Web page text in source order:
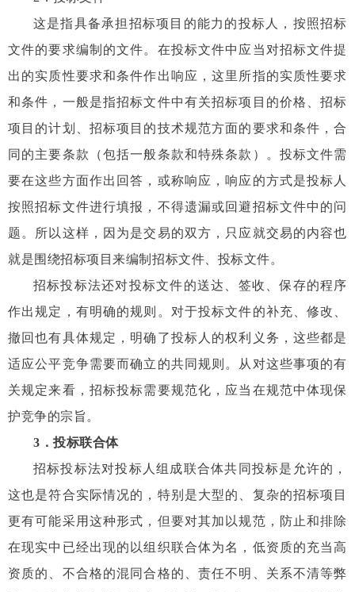
这是指具备承担招标项目的能力的投标人，按照招标
文件的要求编制的文件。在投标文件中应当对招标文件提
出的实质性要求和条件作出响应，这里所指的实质性要求
和条件，一般是指招标文件中有关招标项目的价格、招标
项目的计划、招标项目的技术规范方面的要求和条件，合
同的主要条款（包括一般条款和特殊条款）。投标文件需
要在这些方面作出回答，或称响应，响应的方式是投标人
按照招标文件进行填报，不得遗漏或回避招标文件中的问
题。所以这样，因为是交易的双方，只应就交易的内容也
就是围绕招标项目来编制招标文件、投标文件。
招标投标法还对投标文件的送达、签收、保存的程序
作出规定，有明确的规则。对于投标文件的补充、修改、
撤回也有具体规定，明确了投标人的权利义务，这些都是
适应公平竞争需要而确立的共同规则。从对这些事项的有
关规定来看，招标投标需要规范化，应当在规范中体现保
护竞争的宗旨。
3 ．投标联合体
招标投标法对投标人组成联合体共同投标是允许的，
这也是符合实际情况的，特别是大型的、复杂的招标项目
更有可能采用这种形式，但要对其加以规范，防止和排除
在现实中已经出现的以组织联合体为名，低资质的充当高
资质的、不合格的混同合格的、责任不明、关系不清等弊